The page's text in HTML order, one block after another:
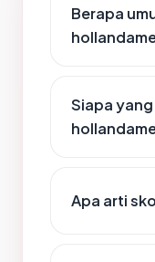
Berapa
Siapa
Apa arti